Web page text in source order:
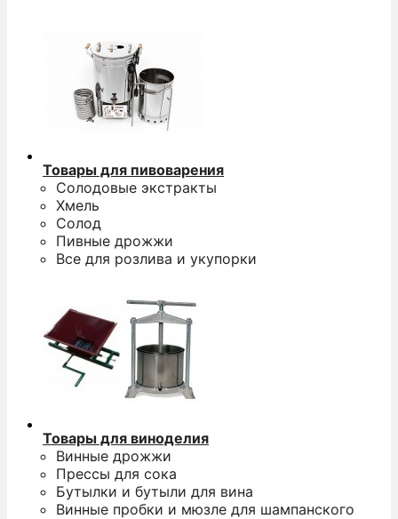
Товары для пивоварения
Солодовые экстракты
Хмель
Солод
Пивные дрожжи
Все для розлива и укупорки
Товары для виноделия
Винные дрожжи
Прессы для сока
Бутылки и бутыли для вина
Винные пробки и мюзле для шампанского